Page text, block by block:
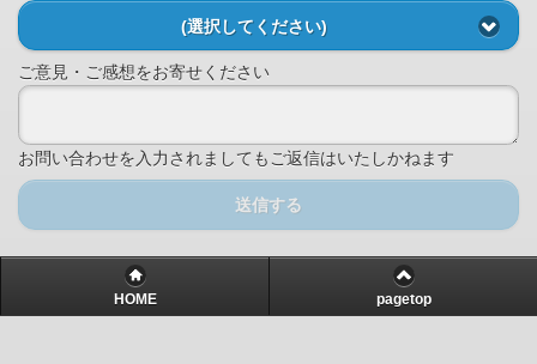
(選択してください)
ご意見・ご感想をお寄せください
お問い合わせを入力されましてもご返信はいたしかねます
送信する
HOME pagetop